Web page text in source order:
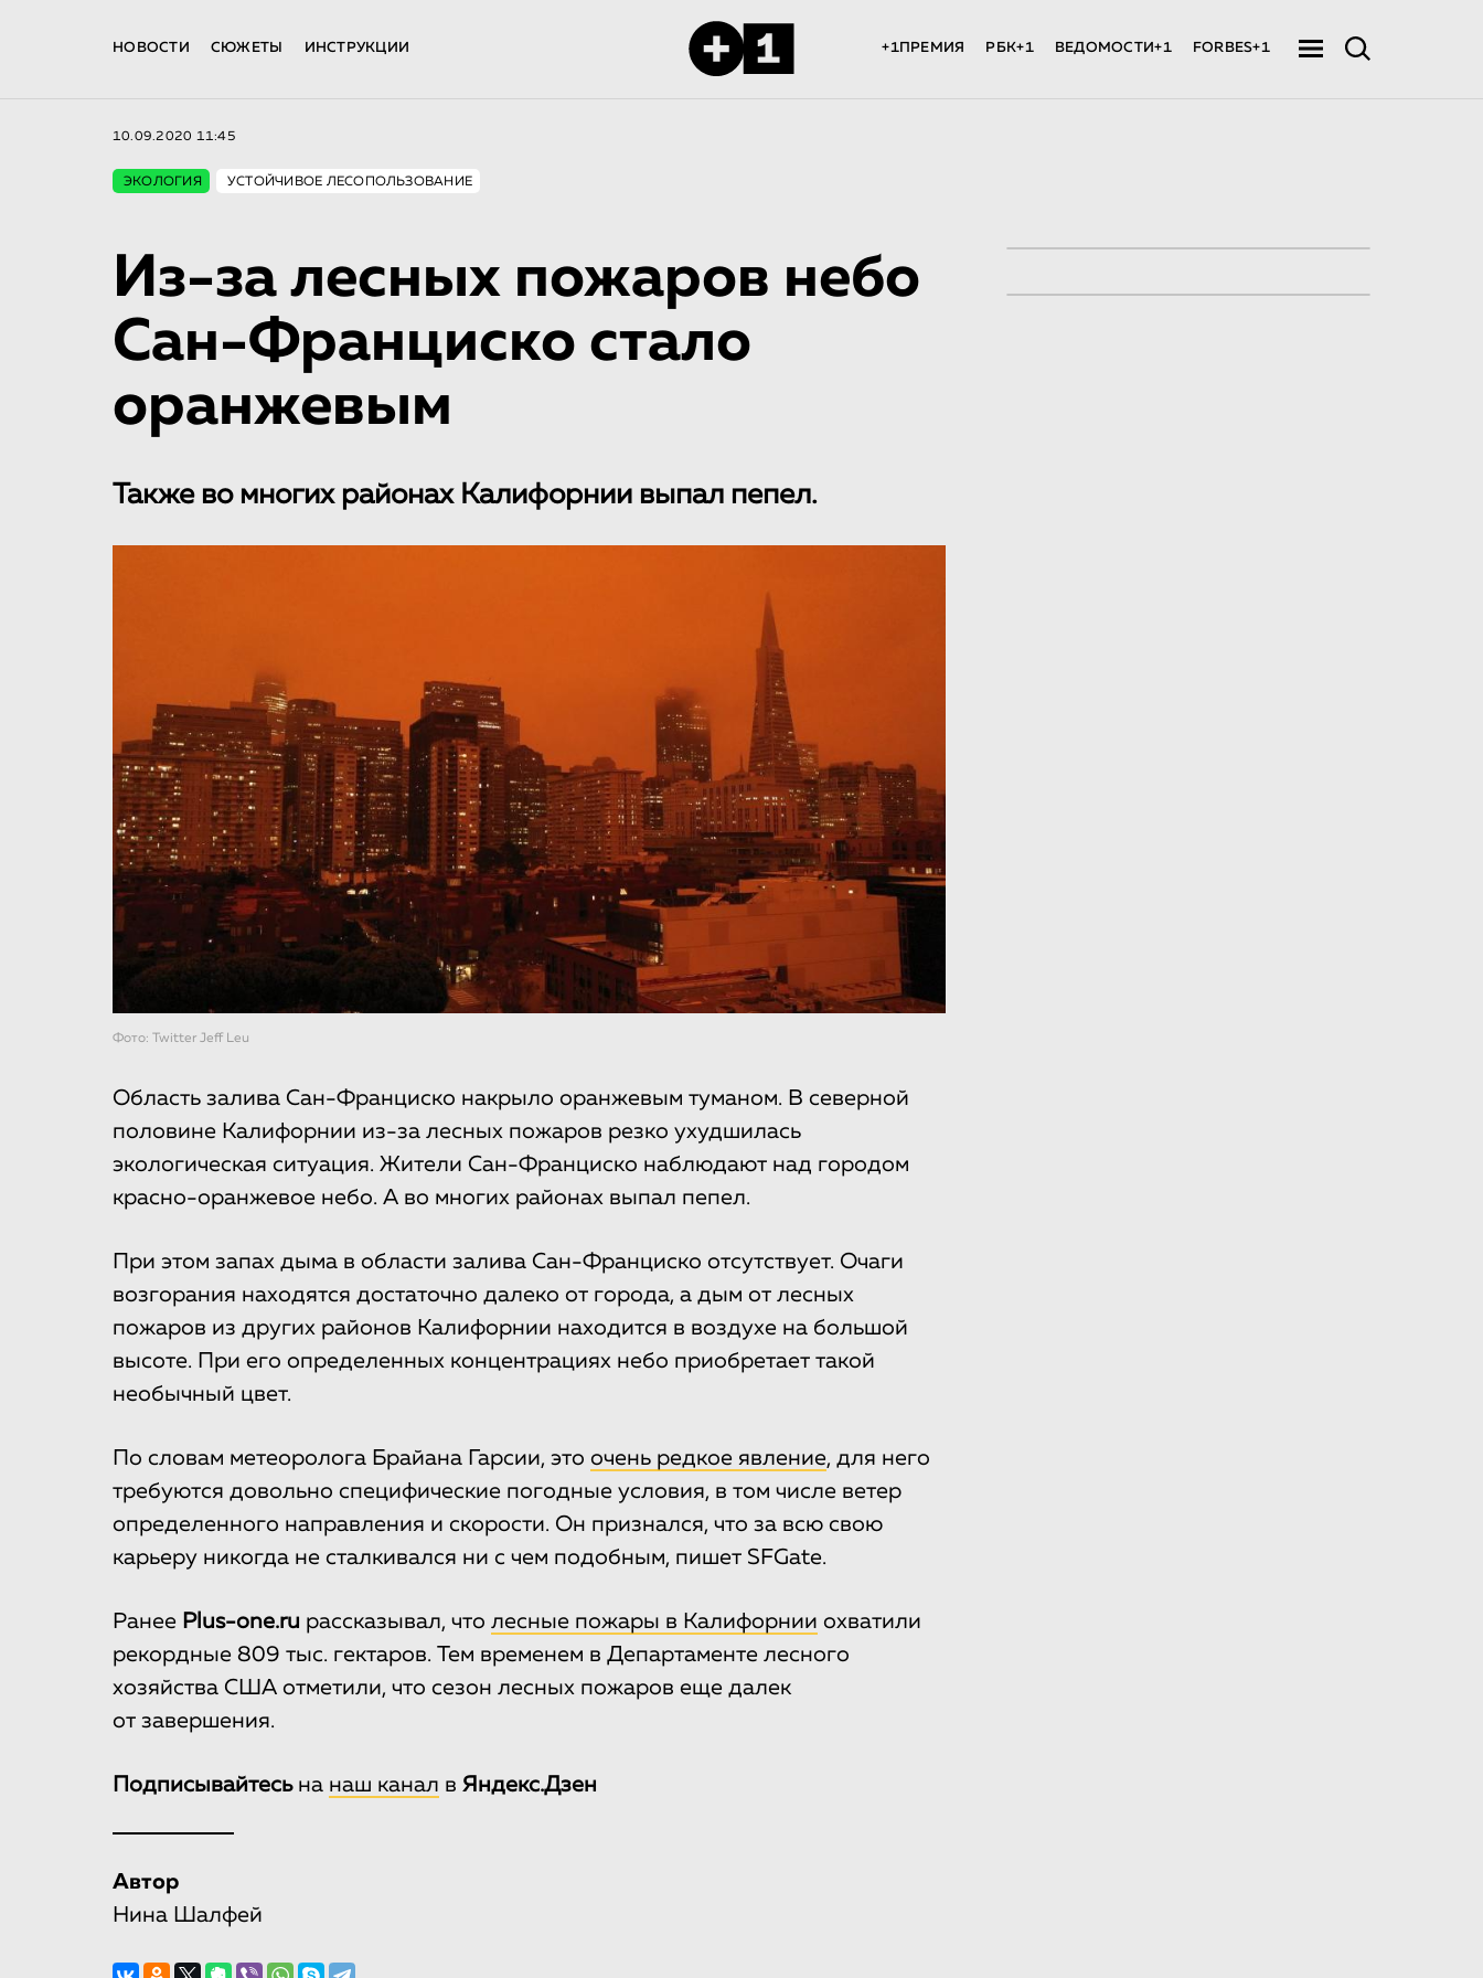
НОВОСТИ СЮЖЕТЫ ИНСТРУКЦИИ +1ПРЕМИЯ РБК+1 ВЕДОМОСТИ+1 FORBES+1
10.09.2020 11:45
ЭКОЛОГИЯ УСТОЙЧИВОЕ ЛЕСОПОЛЬЗОВАНИЕ
Из-за лесных пожаров небо
Сан-Франциско стало
оранжевым
Также во многих районах Калифорнии выпал пепел.
Фото: Twitter Jeff Leu
Область залива Сан-Франциско накрыло оранжевым туманом. В северной
половине Калифорнии из-за лесных пожаров резко ухудшилась
экологическая ситуация. Жители Сан-Франциско наблюдают над городом
красно-оранжевое небо. А во многих районах выпал пепел.
При этом запах дыма в области залива Сан-Франциско отсутствует. Очаги
возгорания находятся достаточно далеко от города, а дым от лесных
пожаров из других районов Калифорнии находится в воздухе на большой
высоте. При его определенных концентрациях небо приобретает такой
необычный цвет.
По словам метеоролога Брайана Гарсии, это очень редкое явление, для него
требуются довольно специфические погодные условия, в том числе ветер
определенного направления и скорости. Он признался, что за всю свою
карьеру никогда не сталкивался ни с чем подобным, пишет SFGate.
Ранее Plus-one.ru рассказывал, что лесные пожары в Калифорнии охватили
рекордные 809 тыс. гектаров. Тем временем в Департаменте лесного
хозяйства США отметили, что сезон лесных пожаров еще далек
от завершения.
Подписывайтесьна наш канал в Яндекс.Дзен
Автор
Нина Шалфей